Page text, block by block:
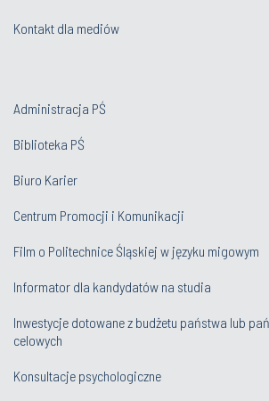
Kontakt dla mediów
Administracja PŚ
Biblioteka PŚ
Biuro Karier
Centrum Promocji i Komunikacji
Film o Politechnice Śląskiej w języku migowym
Informator dla kandydatów na studia
Inwestycje dotowane z budżetu państwa lub
celowych
Konsultacje psychologiczne